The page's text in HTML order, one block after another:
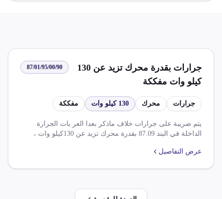
جرارات بقدرة محرك تزيد عن 130
كيلو وات مفككة
87/01/95/00/90
جرارات محرك 130 كيلو وات مفككة
يتم ضريبة على جرارات خلاف ماذكر بعدا العر بات الجرارة
الداخلة في البند 87.09 بقدرة محرك تزيد عن 130كيلو وات ،
عرض التفاصيل